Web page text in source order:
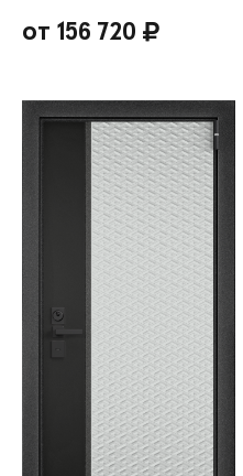
от 156 720